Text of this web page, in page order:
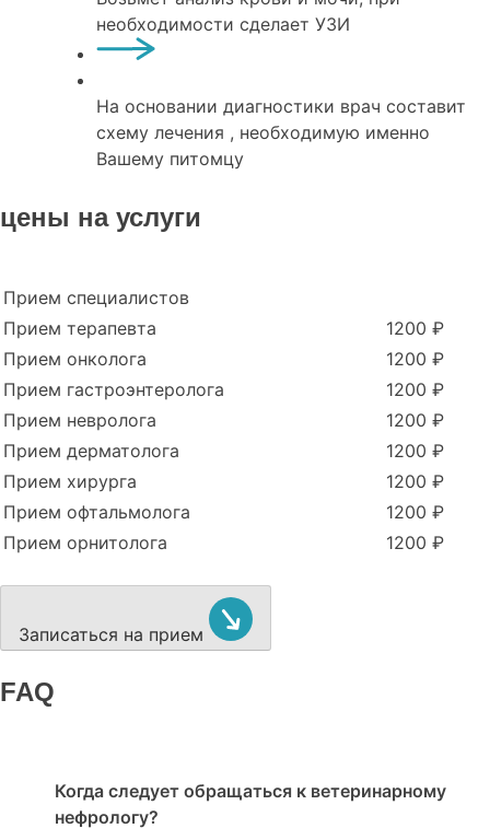
необходимости сделает УЗИ
На основании диагностики врач составит
схему лечения , необходимую именно
Вашему питомцу
цены на услуги
Прием специалистов
Прием терапевта
1200 ₽
Прием онколога
1200 ₽
Прием гастроэнтеролога
1200 ₽
Прием невролога
1200 ₽
Прием дерматолога
1200 ₽
Прием хирурга
1200 ₽
Прием офтальмолога
1200 ₽
Прием орнитолога
1200 ₽
Записаться на прием
FAQ
Когда следует обращаться к ветеринарному
нефрологу?